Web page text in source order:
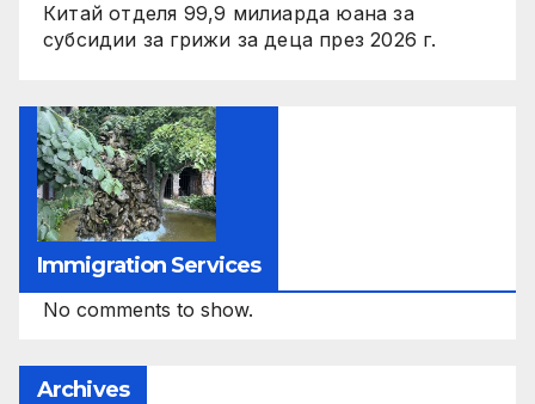
Китай отделя 99,9 милиарда юана за
субсидии за грижи за деца през 2026 г.
Immigration Services
No comments to show.
Archives